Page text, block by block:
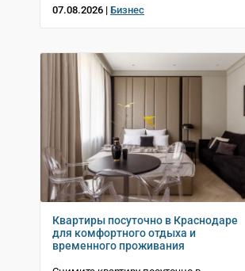
07.08.2026 | Бизнес
Квартиры посуточно в Краснодаре
для комфортного отдыха и
временного проживания